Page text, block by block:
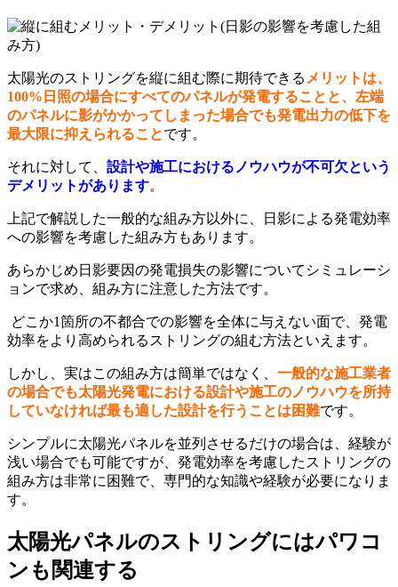
太陽光のストリングを縦に組む際に期待できる メリットは、
100%日照の場合にすべてのパネルが発電することと、左端
のパネルに影がかかってしまった場合でも発電出力の低下を
最大限に抑えられることです。
それに対して、 設計や施工におけるノウハウが不可欠という
デメリットがあります。
上記で解説した一般的な組み方以外に、日影による発電効率
への影響を考慮した組み方もあります。
あらかじめ日影要因の発電損失の影響についてシミュレーシ
ョンで求め、組み方に注意した方法です。
どこか1箇所の不都合での影響を全体に与えない面で、発電
効率をより高められるストリングの組む方法といえます。
しかし、実はこの組み方は簡単ではなく、 一般的な施工業者
の場合でも太陽光発電における設計や施工のノウハウを所持
していなければ最も適した設計を行うことは困難です。
シンプルに太陽光パネルを並列させるだけの場合は、経験が
浅い場合でも可能ですが、発電効率を考慮したストリングの
組み方は非常に困難で、専門的な知識や経験が必要になりま
す。
太陽光パネルのストリングにはパワコ
ンも関連する